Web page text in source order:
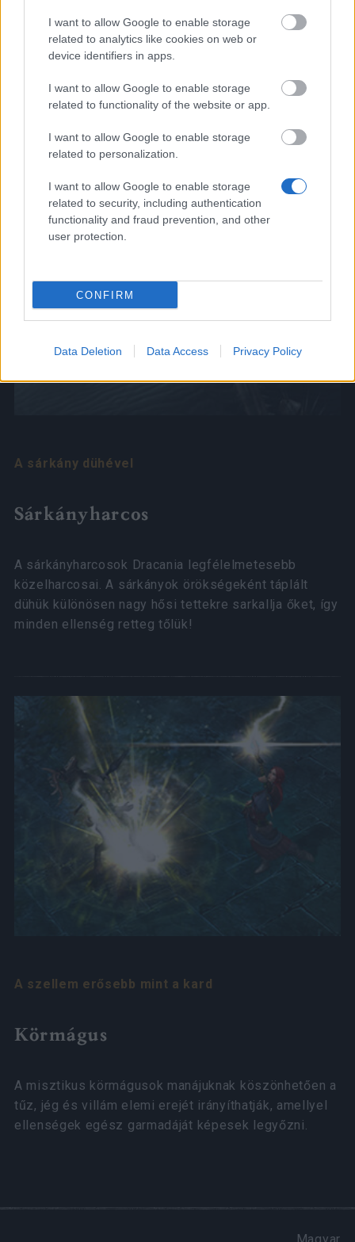
I want to allow Google to enable storage
related to analytics like cookies on web or
device identifiers in apps.
I want to allow Google to enable storage
related to functionality of the website or app.
I want to allow Google to enable storage
related to personalization.
I want to allow Google to enable storage
related to security, including authentication
functionality and fraud prevention, and other
user protection.
CONFIRM
Data Deletion Data Access Privacy Policy
A törpemesterek Dracania legügyesebb barkácsolói
és feltalálói. Kiváló találmányaiknak, mint például a
tűzesőt szóró fegyverek vagy rakétahátizsákoknak
köszönhetően veszélyes és könnyen alkalmazkodó
ellenfelek.
A sárkány dühével
Sárkányharcos
A sárkányharcosok Dracania legfélelmetesebb
közelharcosai. A sárkányok örökségeként táplált
dühük különösen nagy hősi tettekre sarkallja őket, így
minden ellenség retteg tőlük!
A szellem erősebb mint a kard
Körmágus
A misztikus körmágusok manájuknak köszönhetően a
tűz, jég és villám elemi erejét irányíthatják, amellyel
ellenségek egész garmadáját képesek legyőzni.